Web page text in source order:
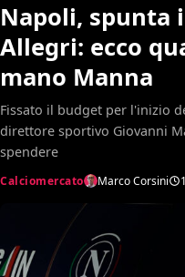
Napoli, spunta
Allegri: ecco
mano Manna
Fissato il budget per l'inizio
direttore sportivo Giovanni
spendere
Calciomercato Marco Corsini